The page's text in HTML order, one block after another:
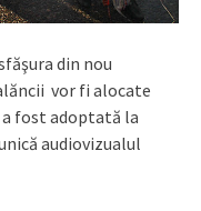
din nou
vor fi alocate
fost adoptată la
audiovizualul